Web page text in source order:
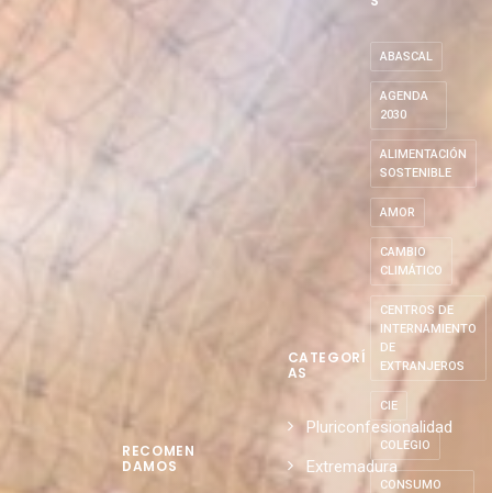
RECOMEN
DAMOS
CATEGORÍ
AS
Pluriconfesionalidad
Extremadura
ABASCAL
AGENDA
2030
ALIMENTACIÓN
SOSTENIBLE
AMOR
CAMBIO
CLIMÁTICO
CENTROS DE
INTERNAMIENTO
DE
EXTRANJEROS
CIE
COLEGIO
CONSUMO